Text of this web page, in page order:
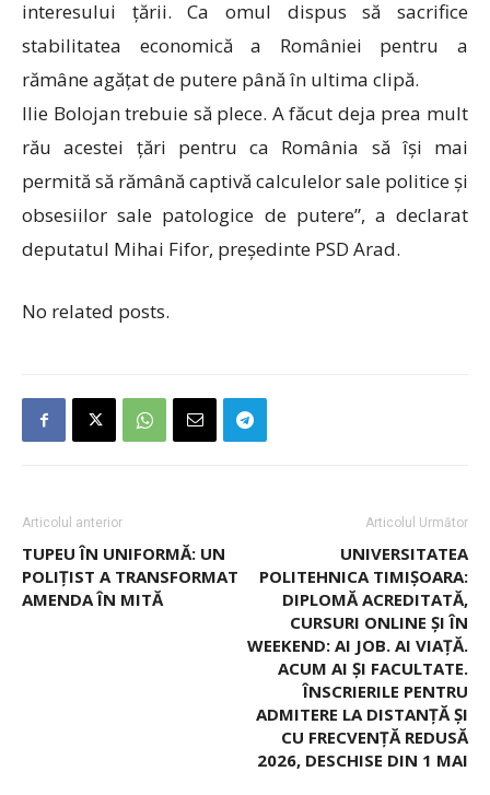
interesului țării. Ca omul dispus să sacrifice
stabilitatea economică a României pentru a
rămâne agățat de putere până în ultima clipă.
Ilie Bolojan trebuie să plece. A făcut deja prea mult
rău acestei țări pentru ca România să își mai
permită să rămână captivă calculelor sale politice și
obsesiilor sale patologice de putere”, a declarat
deputatul Mihai Fifor, președinte PSD Arad.
No related posts.
Articolul anterior
TUPEU ÎN UNIFORMĂ: UN
POLIȚIST A TRANSFORMAT
AMENDA ÎN MITĂ
Articolul Următor
UNIVERSITATEA
POLITEHNICA TIMIȘOARA:
DIPLOMĂ ACREDITATĂ,
CURSURI ONLINE ȘI ÎN
WEEKEND: AI JOB. AI VIAȚĂ.
ACUM AI ȘI FACULTATE.
ÎNSCRIERILE PENTRU
ADMITERE LA DISTANȚĂ ȘI
CU FRECVENȚĂ REDUSĂ
2026, DESCHISE DIN 1 MAI